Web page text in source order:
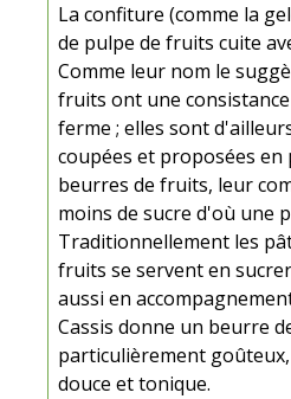
La confiture (comme la
de pulpe de fruits cuite
Comme leur nom le
fruits ont une
ferme ; elles sont
coupées et proposées
beurres de fruits, leur
moins de sucre d'où une
Traditionnellement les
fruits se servent en
aussi en
Cassis donne un beurre
particulièrement
douce et tonique.